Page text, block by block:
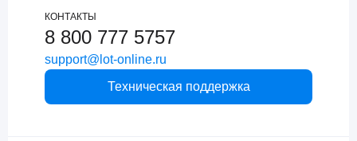
КОНТАКТЫ
8 800 777 5757
support@lot-online.ru
Техническая поддержка